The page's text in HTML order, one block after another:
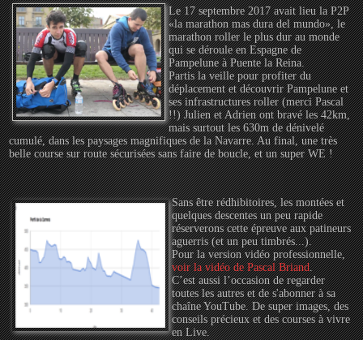
Le 17 septembre 2017 avait lieu la P2P
«la marathon mas dura del mundo», le
marathon roller le plus dur au monde
qui se déroule en Espagne de
Pampelune à Puente la Reina.
Partis la veille pour profiter du
déplacement et découvrir Pampelune et
ses infrastructures roller (merci Pascal
!!) Julien et Adrien ont bravé les 42km,
mais surtout les 630m de dénivelé
cumulé, dans les paysages magnifiques de la Navarre. Au final, une très
belle course sur route sécurisées sans faire de boucle, et un super WE !
Sans être rédhibitoires, les montées et
quelques descentes un peu rapide
réserverons cette épreuve aux patineurs
aguerris (et un peu timbrés...).
Pour la version vidéo professionnelle,
voir la vidéo de Pascal Briand.
C’est aussi l’occasion de regarder
toutes les autres et de s'abonner à sa
chaîne YouTube. De super images, des
conseils précieux et des courses à vivre
en Live.